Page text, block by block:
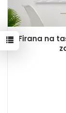
Firana na